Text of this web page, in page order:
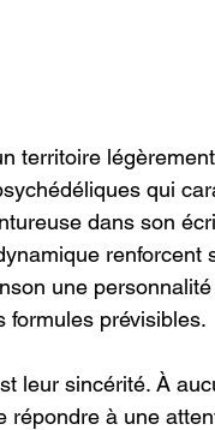
territoire
qui
dans son
renforcent
une
formules prévisibles.
leur sincérité. À
répondre à une